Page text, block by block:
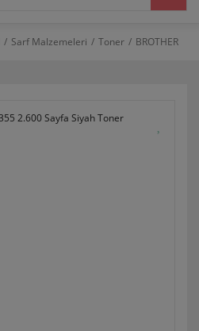
Sarf Malzemeleri Toner BROTHER